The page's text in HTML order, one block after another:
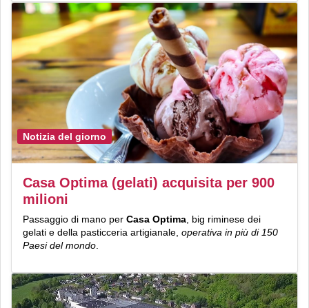
Notizia del giorno
Casa Optima (gelati) acquisita per 900
milioni
Passaggio di mano per Casa Optima, big riminese dei
gelati e della pasticceria artigianale, operativa in più di 150
Paesi del mondo.